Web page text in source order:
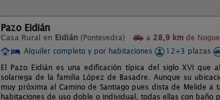
Pazo Eidián
Casa Rural en Eidián (Pontevedra) a 28,9 km de
Alquiler completo y por habitaciones
12+3 plazas
El Pazo Eidián es una edificación típica del siglo XVI que
solariega de la familia López de Basadre. Aunque su
muy próxima al Camino de Santiago pues dista de Melide
habitaciones de uso doble o individual, todas ellas con baño